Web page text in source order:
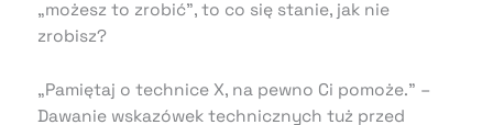
„możesz to zrobić”, to co się stanie, jak nie
zrobisz?
„Pamiętaj o technice X, na pewno Ci pomoże.” –
Dawanie wskazówek technicznych tuż przed